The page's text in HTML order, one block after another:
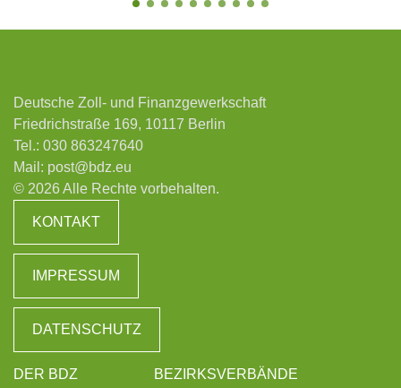
Deutsche Zoll- und Finanzgewerkschaft
Friedrichstraße 169, 10117 Berlin
Tel.: 030 863247640
Mail: post@bdz.eu
© 2026 Alle Rechte vorbehalten.
KONTAKT
IMPRESSUM
DATENSCHUTZ
DER BDZ BEZIRKSVERBÄNDE